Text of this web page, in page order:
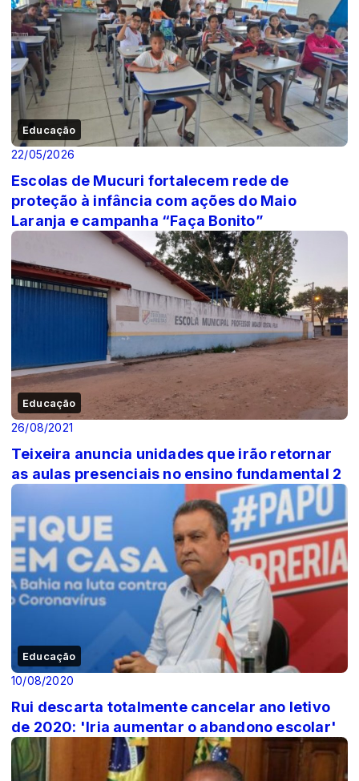
Educação
22/05/2026
Escolas de Mucuri fortalecem rede de
proteção à infância com ações do Maio
Laranja e campanha “Faça Bonito”
Educação
26/08/2021
Teixeira anuncia unidades que irão retornar
as aulas presenciais no ensino fundamental 2
Educação
10/08/2020
Rui descarta totalmente cancelar ano letivo
de 2020: 'Iria aumentar o abandono escolar'